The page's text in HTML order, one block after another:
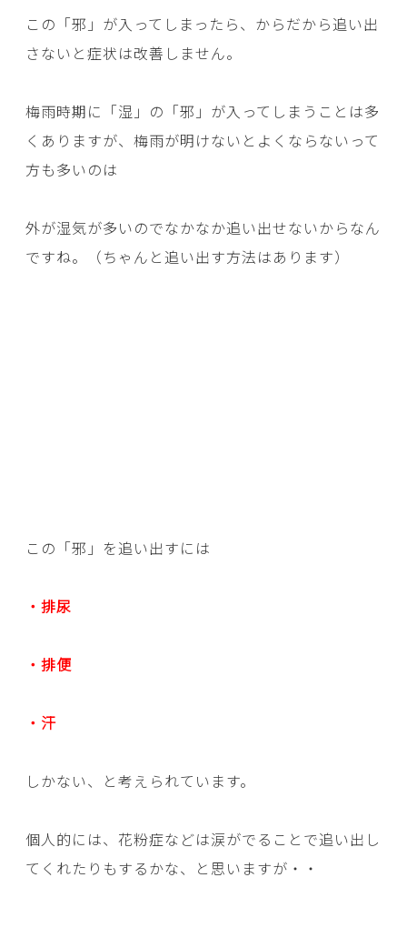
この「邪」が入ってしまったら、からだから追い出
さないと症状は改善しません。
梅雨時期に「湿」の「邪」が入ってしまうことは多
くありますが、梅雨が明けないとよくならないって
方も多いのは
外が湿気が多いのでなかなか追い出せないからなん
ですね。（ちゃんと追い出す方法はあります）
この「邪」を追い出すには
・排尿
・排便
・汗
しかない、と考えられています。
個人的には、花粉症などは涙がでることで追い出し
てくれたりもするかな、と思いますが・・